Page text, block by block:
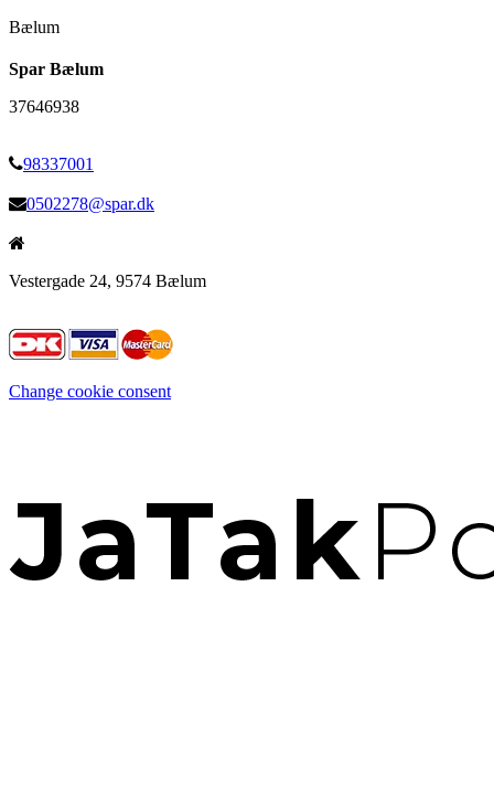
Bælum
Spar Bælum
37646938
98337001
0502278@spar.dk
Vestergade 24, 9574 Bælum
Change cookie consent